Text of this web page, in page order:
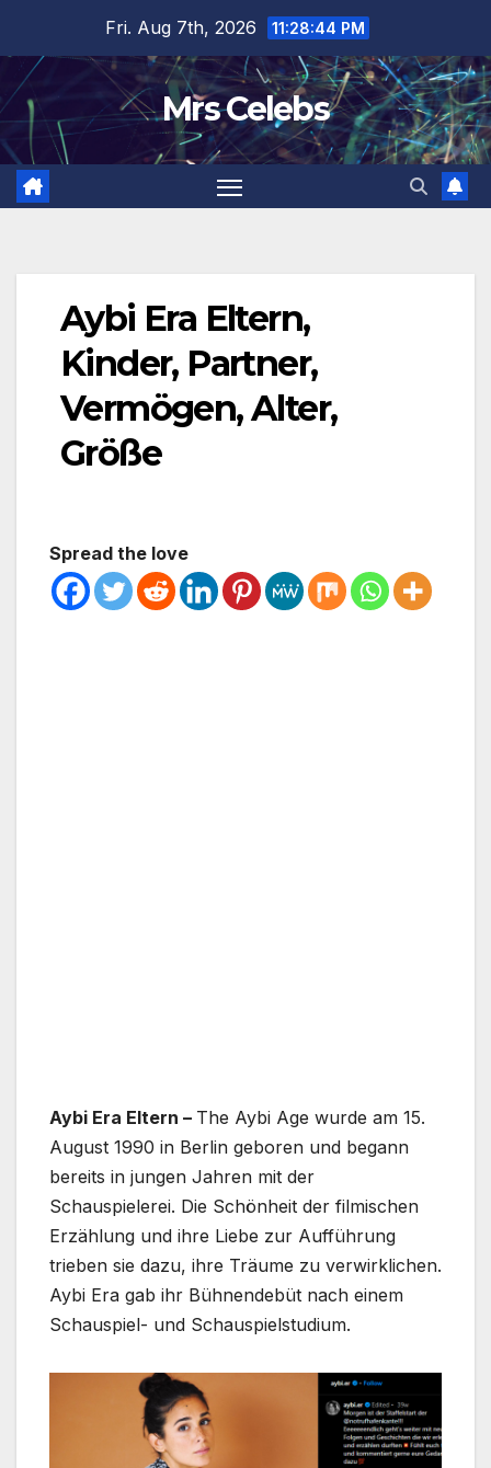
content
Fri. Aug 7th, 2026 11:28:45 PM
Mrs Celebs
Aybi Era Eltern,
Kinder, Partner,
Vermögen, Alter,
Größe
Spread the love
Aybi Era Eltern – The Aybi Age wurde am 15.
August 1990 in Berlin geboren und begann
bereits in jungen Jahren mit der
Schauspielerei. Die Schönheit der filmischen
Erzählung und ihre Liebe zur Aufführung
trieben sie dazu, ihre Träume zu verwirklichen.
Aybi Era gab ihr Bühnendebüt nach einem
Schauspiel- und Schauspielstudium.